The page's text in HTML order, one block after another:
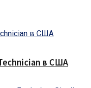
в США